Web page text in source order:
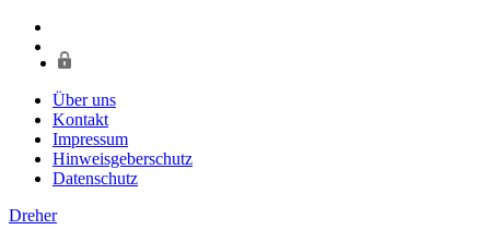
Über uns
Kontakt
Impressum
Hinweisgeberschutz
Datenschutz
Dreher